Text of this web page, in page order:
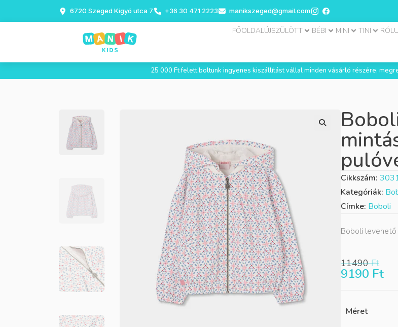
6720 Szeged Kigyó utca 7 +36 30 471 2223 manikszeged@gmail.com
FŐOLDALÚJSZÜLÖTT BÉBI MINI TINI
25 000 Ft felett boltunk ingyenes kiszállítást vállal minden vásárló részére,
Cikkszám:
Kategóriák:
Címke: Boboli
Boboli
11490Ft
9190 Ft
Méret